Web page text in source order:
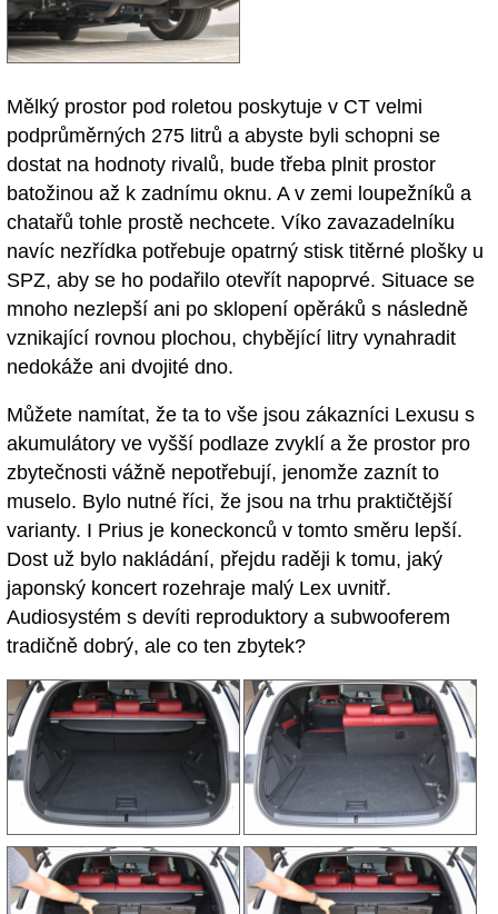
Mělký prostor pod roletou poskytuje v CT velmi
podprůměrných 275 litrů a abyste byli schopni se
dostat na hodnoty rivalů, bude třeba plnit prostor
batožinou až k zadnímu oknu. A v zemi loupežníků a
chatařů tohle prostě nechcete. Víko zavazadelníku
navíc nezřídka potřebuje opatrný stisk titěrné plošky u
SPZ, aby se ho podařilo otevřít napoprvé. Situace se
mnoho nezlepší ani po sklopení opěráků s následně
vznikající rovnou plochou, chybějící litry vynahradit
nedokáže ani dvojité dno.
Můžete namítat, že ta to vše jsou zákazníci Lexusu s
akumulátory ve vyšší podlaze zvyklí a že prostor pro
zbytečnosti vážně nepotřebují, jenomže zaznít to
muselo. Bylo nutné říci, že jsou na trhu praktičtější
varianty. I Prius je koneckonců v tomto směru lepší.
Dost už bylo nakládání, přejdu raději k tomu, jaký
japonský koncert rozehraje malý Lex uvnitř.
Audiosystém s devíti reproduktory a subwooferem
tradičně dobrý, ale co ten zbytek?